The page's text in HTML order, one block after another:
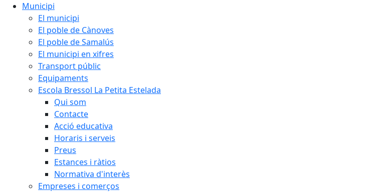
Municipi
El municipi
El poble de Cànoves
El poble de Samalús
El municipi en xifres
Transport públic
Equipaments
Escola Bressol La Petita Estelada
Qui som
Contacte
Acció educativa
Horaris i serveis
Preus
Estances i ràtios
Normativa d'interès
Empreses i comerços